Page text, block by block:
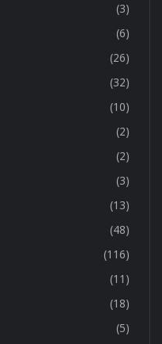
(3)
(6)
(26)
(32)
(10)
(2)
(2)
(3)
(13)
(48)
(116)
(11)
(18)
(5)